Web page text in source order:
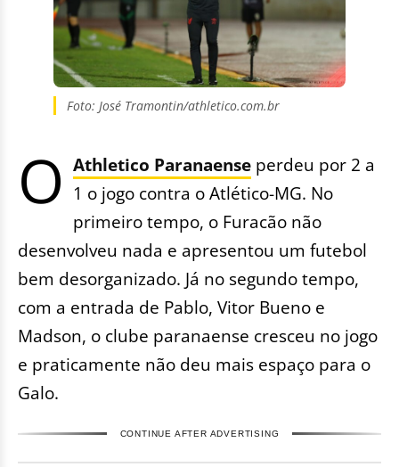
Foto: José Tramontin/athletico.com.br
O Athletico Paranaense perdeu por 2 a
1 o jogo contra o Atlético-MG. No
primeiro tempo, o Furacão não
desenvolveu nada e apresentou um futebol
bem desorganizado. Já no segundo tempo,
com a entrada de Pablo, Vitor Bueno e
Madson, o clube paranaense cresceu no jogo
e praticamente não deu mais espaço para o
Galo.
CONTINUE AFTER ADVERTISING